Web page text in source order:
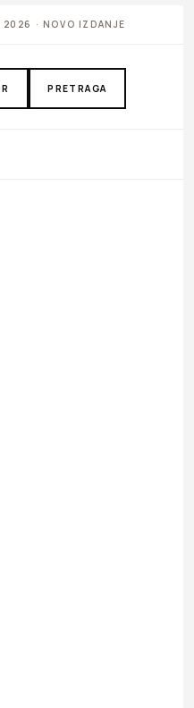
2026 · NOVO IZDANJE
PRETRAGA